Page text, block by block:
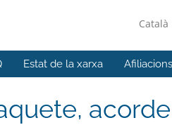
Català
Estat de la xarxa Afiliacions